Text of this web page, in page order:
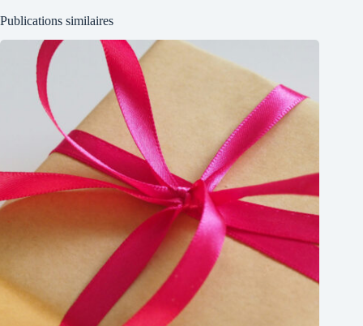
Publications similaires